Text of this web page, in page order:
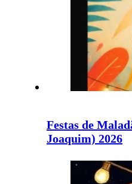
Festas de
Joaquim) 2026